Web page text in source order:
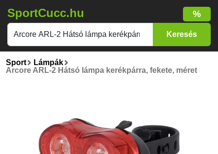
SportCucc.hu %
Sport
Lámpák
Arcore ARL-2 Hátsó lámpa kerékpárra, fekete, méret